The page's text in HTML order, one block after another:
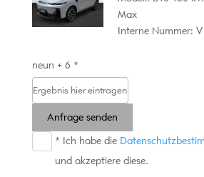
Max
Interne Nummer:
neun + 6 *
Anfrage senden
* Ich habe die
und akzeptiere diese.